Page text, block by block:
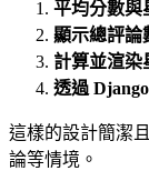
平均分數與
顯示總評論
計算並渲染
透過
這樣的設計簡潔
論等情境。